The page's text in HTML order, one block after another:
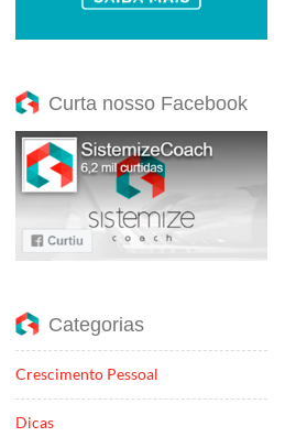
Curta nosso Facebook
Categorias
Crescimento Pessoal
Dicas